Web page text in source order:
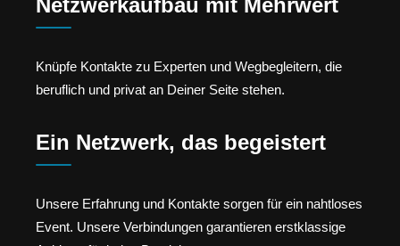
Netzwerkaufbau mit Mehrwert
Knüpfe Kontakte zu Experten und Wegbegleitern, die
beruflich und privat an Deiner Seite stehen.
Ein Netzwerk, das begeistert
Unsere Erfahrung und Kontakte sorgen für ein nahtloses
Event. Unsere Verbindungen garantieren erstklassige